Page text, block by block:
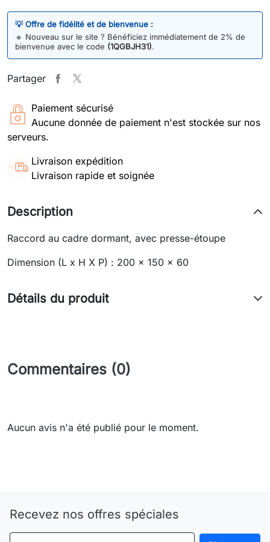
💡 Offre de fidélité et de bienvenue :
🔹 Nouveau sur le site ? Bénéficiez immédiatement de 2% de
bienvenue avec le code (1QGBJH31).
Partager
Paiement sécurisé
Aucune donnée de paiement n'est stockée sur nos
serveurs.
Livraison expédition
Livraison rapide et soignée
Description
Raccord au cadre dormant, avec presse-étoupe
Dimension (L x H X P) : 200 x 150 x 60
Détails du produit
Commentaires (0)
Aucun avis n'a été publié pour le moment.
Recevez nos offres spéciales